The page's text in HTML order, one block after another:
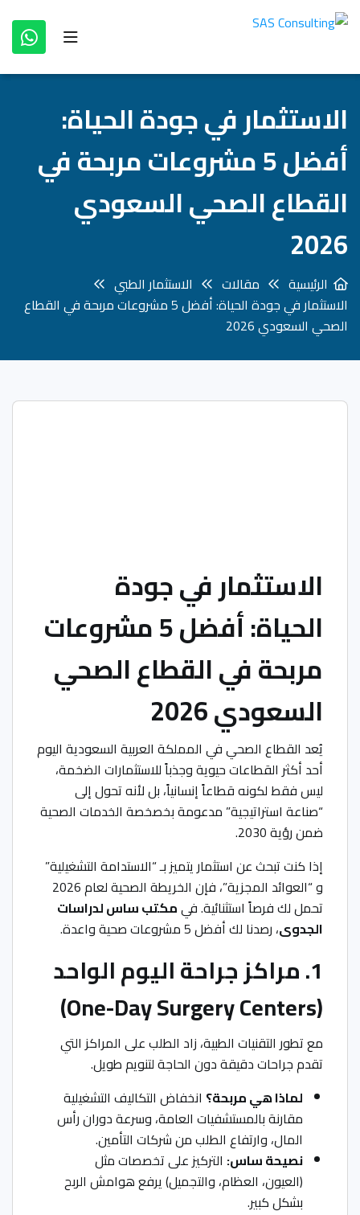
الاستثمار في جودة الحياة:
أفضل 5 مشروعات مربحة في
القطاع الصحي السعودي
2026
الرئيسية مقالات
الاستثمار الطبي
الاستثمار في جودة الحياة: أفضل 5 مشروعات مربحة في القطاع
الصحي السعودي 2026
الاستثمار في جودة
الحياة: أفضل 5 مشروعات
مربحة في القطاع الصحي
السعودي 2026
يُعد القطاع الصحي في المملكة العربية السعودية اليوم
أحد أكثر القطاعات حيوية وجذباً للاستثمارات الضخمة،
ليس فقط لكونه قطاعاً إنسانياً، بل لأنه تحول إلى
“صناعة استراتيجية” مدعومة بخصخصة الخدمات الصحية
ضمن رؤية 2030.
إذا كنت تبحث عن استثمار يتميز بـ “الاستدامة التشغيلية”
و “العوائد المجزية”، فإن الخريطة الصحية لعام 2026
تحمل لك فرصاً استثنائية. فيمكتب ساس لدراسات
الجدوى، رصدنا لك أفضل 5 مشروعات صحية واعدة.
1. مراكز جراحة اليوم الواحد
(One-Day Surgery Centers)
مع تطور التقنيات الطبية، زاد الطلب على المراكز التي
تقدم جراحات دقيقة دون الحاجة لتنويم طويل.
لماذا هي مربحة؟انخفاض التكاليف التشغيلية
مقارنة بالمستشفيات العامة، وسرعة دوران رأس
المال، وارتفاع الطلب من شركات التأمين.
نصيحة ساس:التركيز على تخصصات مثل
(العيون، العظام، والتجميل) يرفع هوامش الربح
بشكل كبير.